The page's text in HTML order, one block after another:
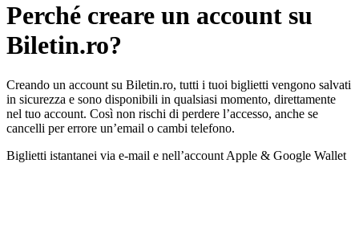
Perché creare un account su
Biletin.ro?
Creando un account su Biletin.ro, tutti i tuoi biglietti vengono salvati
in sicurezza e sono disponibili in qualsiasi momento, direttamente
nel tuo account. Così non rischi di perdere l’accesso, anche se
cancelli per errore un’email o cambi telefono.
Biglietti istantanei via e-mail e nell’account Apple & Google Wallet